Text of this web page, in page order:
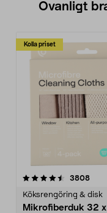
Ovanligt
Kolla priset
3808
Köksrengöring & disk
Mikrofiberduk 32
4.0av 5 stjärnor